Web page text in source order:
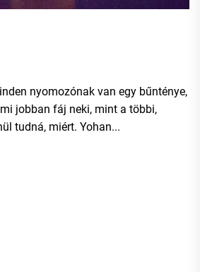
nyomozónak van egy bűnténye,
jobban fáj neki, mint a többi,
tudná, miért. Yohan...